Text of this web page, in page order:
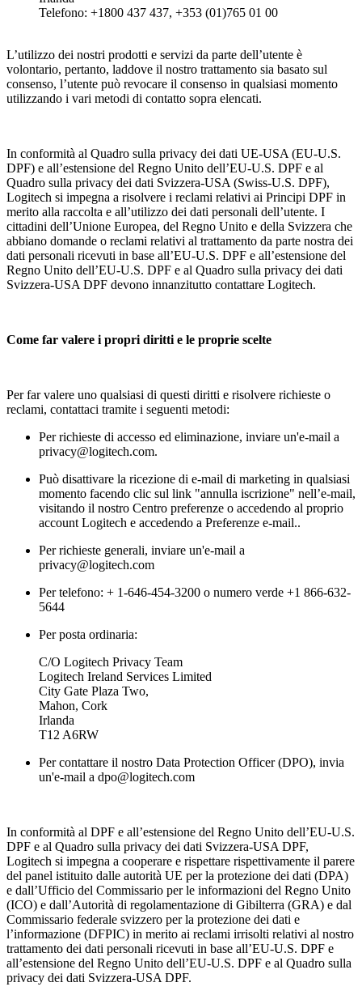
Telefono: +1800 437 437, +353 (01)765 01 00
L’utilizzo dei nostri prodotti e servizi da parte dell’utente è
volontario, pertanto, laddove il nostro trattamento sia basato sul
consenso, l’utente può revocare il consenso in qualsiasi momento
utilizzando i vari metodi di contatto sopra elencati.
In conformità al Quadro sulla privacy dei dati UE-USA (EU-U.S.
DPF) e all’estensione del Regno Unito dell’EU-U.S. DPF e al
Quadro sulla privacy dei dati Svizzera-USA (Swiss-U.S. DPF),
Logitech si impegna a risolvere i reclami relativi ai Principi DPF in
merito alla raccolta e all’utilizzo dei dati personali dell’utente. I
cittadini dell’Unione Europea, del Regno Unito e della Svizzera che
abbiano domande o reclami relativi al trattamento da parte nostra dei
dati personali ricevuti in base all’EU-U.S. DPF e all’estensione del
Regno Unito dell’EU-U.S. DPF e al Quadro sulla privacy dei dati
Svizzera-USA DPF devono innanzitutto contattare Logitech.
Come far valere i propri diritti e le proprie scelte
Per far valere uno qualsiasi di questi diritti e risolvere richieste o
reclami, contattaci tramite i seguenti metodi:
Per richieste di accesso ed eliminazione, inviare un'e-mail a
privacy@logitech.com.
Può disattivare la ricezione di e-mail di marketing in qualsiasi
momento facendo clic sul link "annulla iscrizione" nell’e-mail,
visitando il nostro Centro preferenze o accedendo al proprio
account Logitech e accedendo a Preferenze e-mail..
Per richieste generali, inviare un'e-mail a
privacy@logitech.com
Per telefono: + 1-646-454-3200 o numero verde +1 866-632-
5644
Per posta ordinaria:
C/O Logitech Privacy Team
Logitech Ireland Services Limited
City Gate Plaza Two,
Mahon, Cork
Irlanda
T12 A6RW
Per contattare il nostro Data Protection Officer (DPO), invia
un'e-mail a dpo@logitech.com
In conformità al DPF e all’estensione del Regno Unito dell’EU-U.S.
DPF e al Quadro sulla privacy dei dati Svizzera-USA DPF,
Logitech si impegna a cooperare e rispettare rispettivamente il parere
del panel istituito dalle autorità UE per la protezione dei dati (DPA)
e dall’Ufficio del Commissario per le informazioni del Regno Unito
(ICO) e dall’Autorità di regolamentazione di Gibilterra (GRA) e dal
Commissario federale svizzero per la protezione dei dati e
l’informazione (DFPIC) in merito ai reclami irrisolti relativi al nostro
trattamento dei dati personali ricevuti in base all’EU-U.S. DPF e
all’estensione del Regno Unito dell’EU-U.S. DPF e al Quadro sulla
privacy dei dati Svizzera-USA DPF.